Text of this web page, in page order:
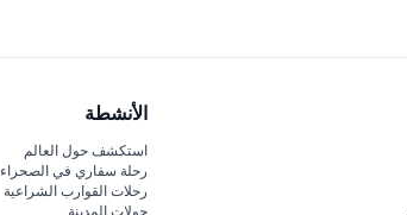
الأنشطة
استكشف حول العالم
رحلة سفاري في الصحراء
رحلات القوارب الشراعية